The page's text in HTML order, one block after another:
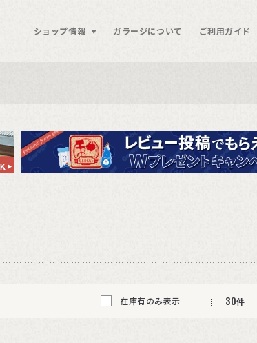
ショップ情報 ガラージについて ご利用ガイド
在庫有のみ表示 30件